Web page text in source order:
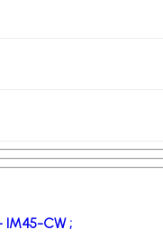
IM45-CW ;